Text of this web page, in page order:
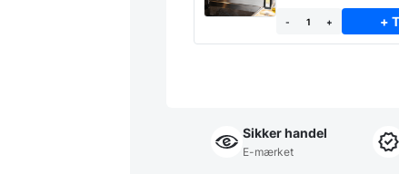
- + +
Sikker handel
E-mærket